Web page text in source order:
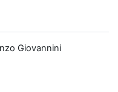
Giovannini